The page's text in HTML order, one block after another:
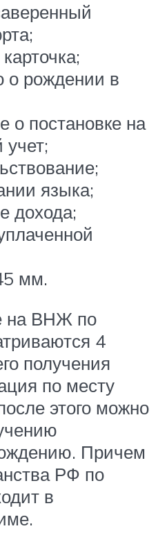
о рождении в
о постановке на
языка;
дохода;
мм.
на ВНЖ по
4
получения
по месту
этого можно
Причем
РФ по
в